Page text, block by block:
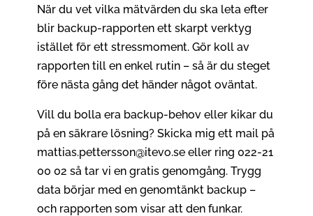
När du vet vilka mätvärden du ska leta efter
blir backup-rapporten ett skarpt verktyg
istället för ett stressmoment. Gör koll av
rapporten till en enkel rutin – så är du steget
före nästa gång det händer något oväntat.
Vill du bolla era backup-behov eller kikar du
på en säkrare lösning? Skicka mig ett mail på
mattias.pettersson@itevo.se eller ring 022-21
00 02 så tar vi en gratis genomgång. Trygg
data börjar med en genomtänkt backup –
och rapporten som visar att den funkar.